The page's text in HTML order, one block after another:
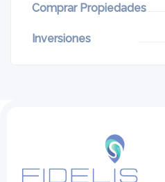
Comprar Propiedades
Inversiones